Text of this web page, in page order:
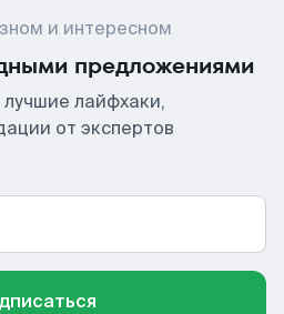
и интересном
предложениями
лайфхаки,
от экспертов